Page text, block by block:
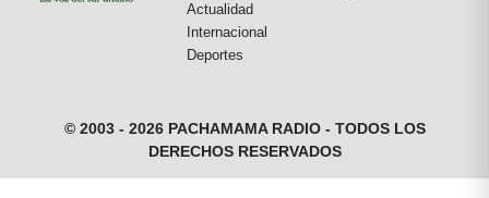
Actualidad
Internacional
Deportes
© 2003 - 2026 PACHAMAMA RADIO - TODOS LOS
DERECHOS RESERVADOS